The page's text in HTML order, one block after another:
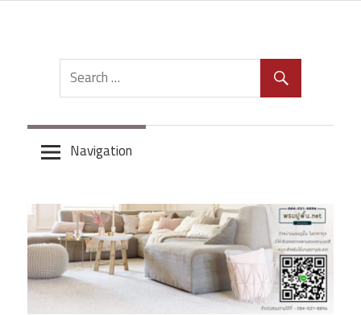
content
Navigation